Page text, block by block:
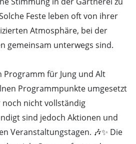
Feste leben oft von ihrer
Atmosphäre, bei der
gemeinsam unterwegs sind.
für Jung und Alt
Programmpunkte umgesetzt
nicht vollständig
sind jedoch Aktionen und
Veranstaltungstagen. 🎶✨ Die